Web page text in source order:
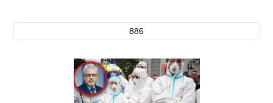
886